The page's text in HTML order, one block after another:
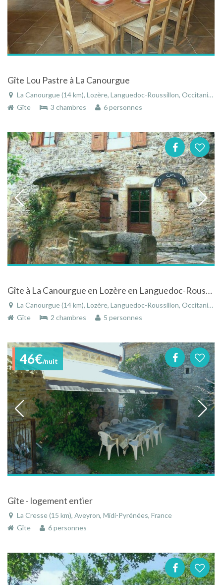
Gîte Lou Pastre à La Canourgue
La Canourgue (14 km), Lozère, Languedoc-Roussillon, Occitanie, France
Gîte
3 chambres 6 personnes
Gîte à La Canourgue en Lozère en Languedoc-Roussillon sur le causse de Sauveterre
La Canourgue (14 km), Lozère, Languedoc-Roussillon, Occitanie, France
Gîte
2 chambres 5 personnes
46€/nuit
Gîte - logement entier
La Cresse (15 km), Aveyron, Midi-Pyrénées, France
Gîte
6 personnes